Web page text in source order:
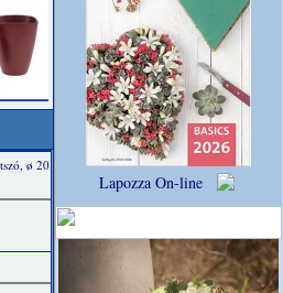
ø 20
Lapozza On-line